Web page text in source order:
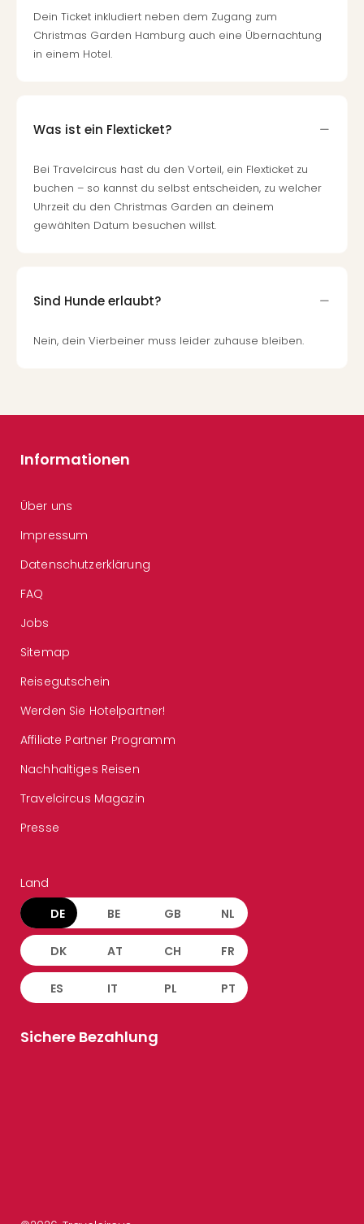
Dein Ticket inkludiert neben dem Zugang zum
Christmas Garden Hamburg auch eine Übernachtung
in einem Hotel.
Was ist ein Flexticket?
Bei Travelcircus hast du den Vorteil, ein Flexticket zu
buchen – so kannst du selbst entscheiden, zu welcher
Uhrzeit du den Christmas Garden an deinem
gewählten Datum besuchen willst.
Sind Hunde erlaubt?
Nein, dein Vierbeiner muss leider zuhause bleiben.
Informationen
Über uns
Impressum
Datenschutzerklärung
FAQ
Jobs
Sitemap
Reisegutschein
Werden Sie Hotelpartner!
Affiliate Partner Programm
Nachhaltiges Reisen
Travelcircus Magazin
Presse
Land
DE BE GB NL
DK AT CH FR
ES IT PL PT
Sichere Bezahlung